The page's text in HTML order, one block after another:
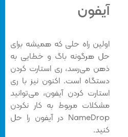
آیفون
اولین راه حلی که همیشه برای
حل هرگونه باگ و خطایی به
ذهن می‌رسد، ری استارت کردن
دستگاه است. اکنون نیز با ری
استارت کردن آیفون، می‌توانید
مشکلات مربوط به کار نکردن
NameDrop در آیفون را حل
کنید.